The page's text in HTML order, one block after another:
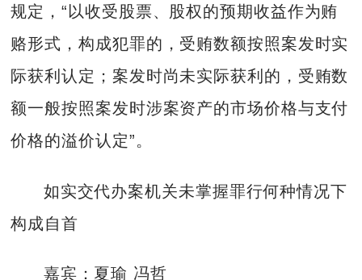
规定，“以收受股票、股权的预期收益作为贿
赂形式，构成犯罪的，受贿数额按照案发时实
际获利认定；案发时尚未实际获利的，受贿数
额一般按照案发时涉案资产的市场价格与支付
价格的溢价认定”。
如实交代办案机关未掌握罪行何种情况下
构成自首
嘉宾：夏瑜 冯哲